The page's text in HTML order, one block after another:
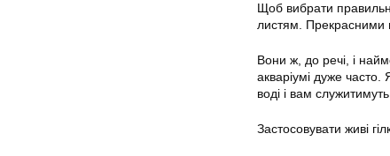
Щоб вибрати
листям. Прекрасними
Вони ж, до речі, і
акваріумі дуже
воді і вам
Застосовувати живі